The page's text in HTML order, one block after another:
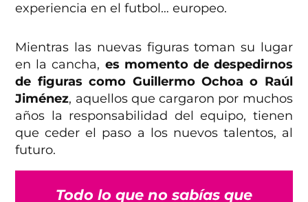
experiencia en el futbol… europeo.
Mientras las nuevas figuras toman su lugar
en la cancha, es momento de despedirnos
de figuras como Guillermo Ochoa o Raúl
Jiménez, aquellos que cargaron por muchos
años la responsabilidad del equipo, tienen
que ceder el paso a los nuevos talentos, al
futuro.
Todo lo que no sabías que